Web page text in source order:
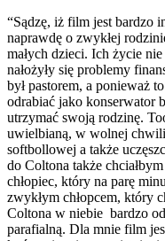
“Sądzę, iż film jest bardzo
naprawdę o zwykłej
małych dzieci. Ich życie
nałożyły się problemy
był pastorem, a ponieważ
odrabiać jako konserwator
utrzymać swoją rodzinę.
uwielbianą, w wolnej
softbollowej a także
do Coltona także
chłopiec, który na parę
zwykłym chłopcem, który
Coltona w niebie bardzo
parafialną. Dla mnie film